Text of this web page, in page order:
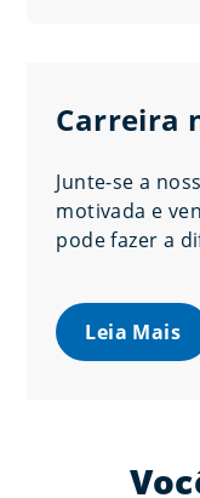
Carreira
Junte-se a
motivada e
pode fazer a
Leia Mais